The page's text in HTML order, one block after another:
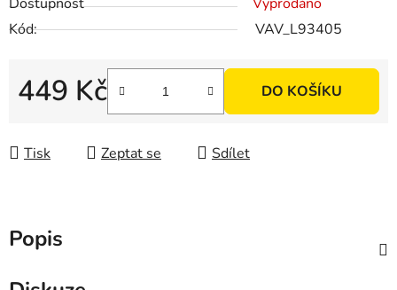
Kód:
VAV_L93405
449 Kč DO KOŠÍKU
Tisk Zeptat se Sdílet
Popis